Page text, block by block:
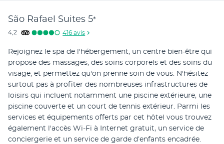
São Rafael Suites 5*
4,2 416 avis
Rejoignez le spa de l'hébergement, un centre bien-être qui
propose des massages, des soins corporels et des soins du
visage, et permettez qu'on prenne soin de vous. N'hésitez
surtout pas à profiter des nombreuses infrastructures de
loisirs qui incluent notamment une piscine extérieure, une
piscine couverte et un court de tennis extérieur. Parmi les
services et équipements offerts par cet hôtel vous trouvez
également l'accès Wi-Fi à Internet gratuit, un service de
conciergerie et un service de garde d’enfants encadrée.